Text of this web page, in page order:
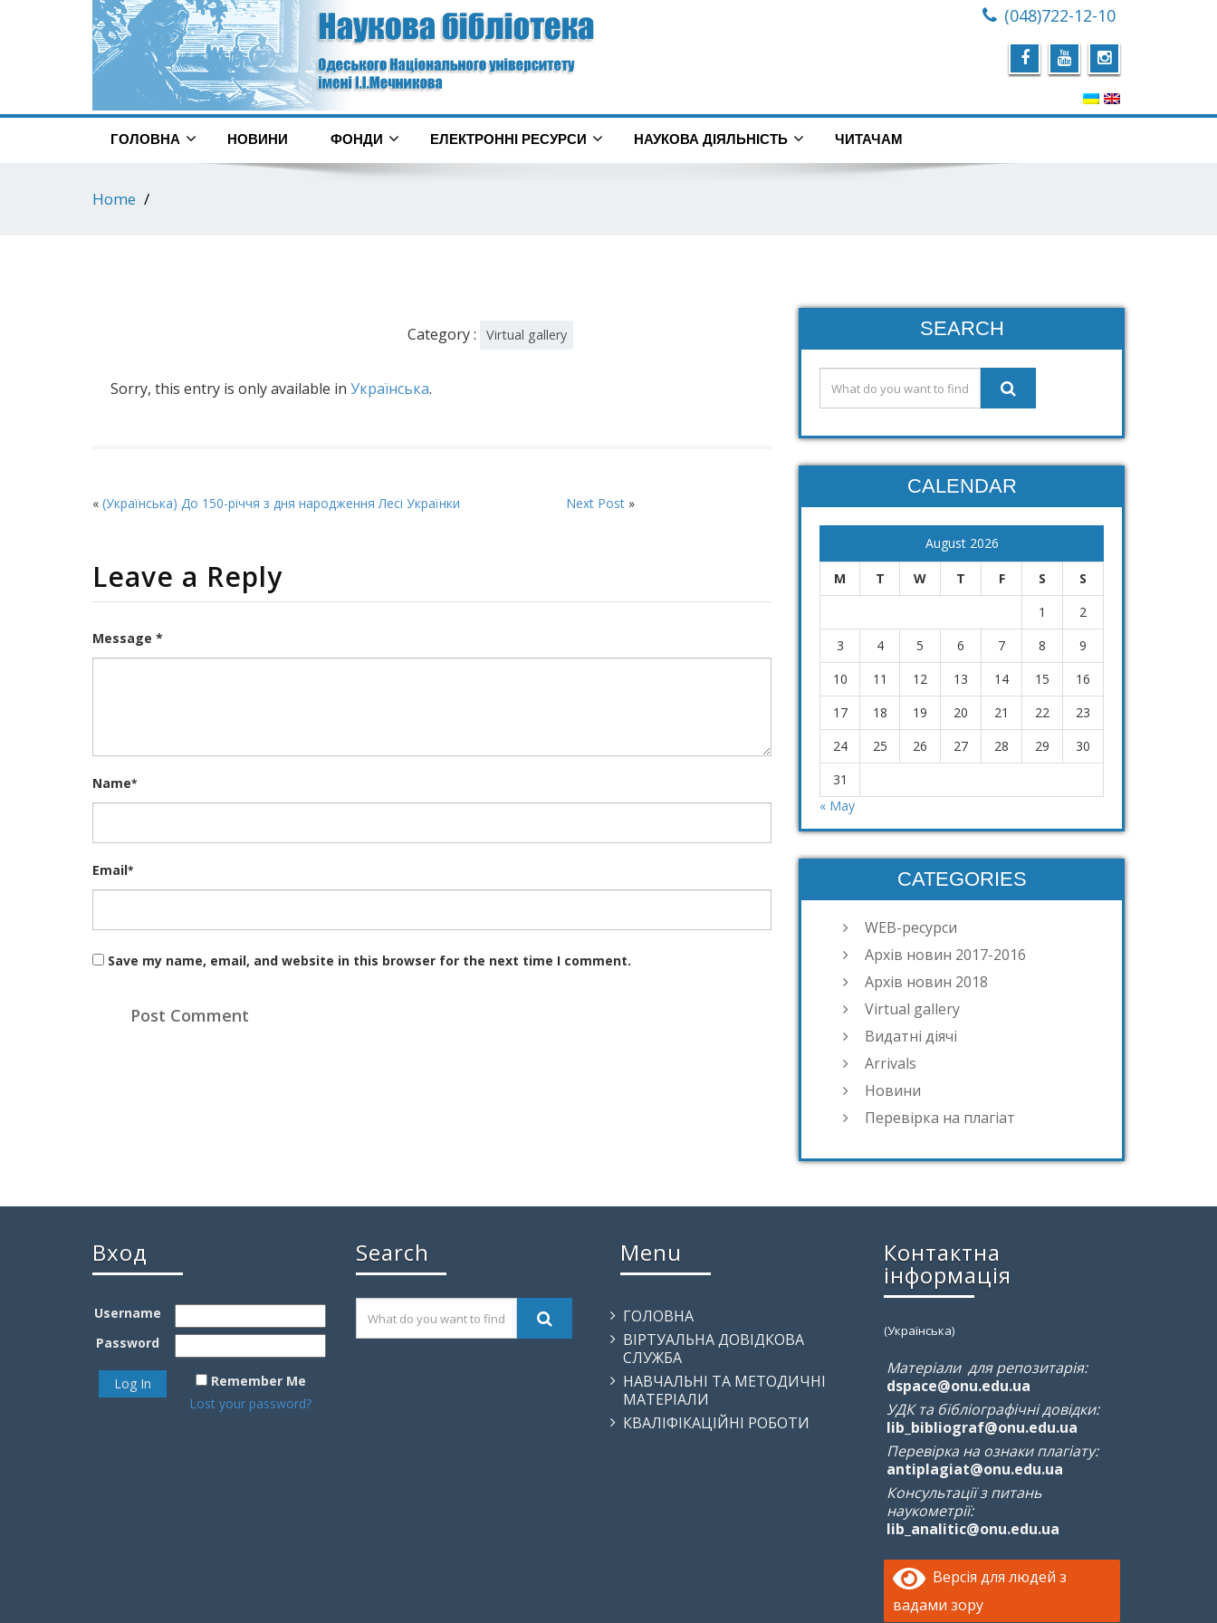
(048)722-12-10
ГОЛОВНА НОВИНИ ФОНДИ ЕЛЕКТРОННІ РЕСУРСИ НАУКОВА ДІЯЛЬНІСТЬ ЧИТАЧАМ
Home
Category : Virtual gallery
Sorry, this entry is only available in Українська.
« (Українська) До 150-річчя з дня народження Лесі Українки Next Post»
Leave a Reply
Message *
Name*
Email*
Save my name, email, and website in this browser for the next time I comment.
SEARCH
CALENDAR
August 2026
M T W T F S
S
1
2
3
4 5 6 7 8
9
10
11 12 13 14 15
16
17
18 19 20 21 22
23
24
25 26 27 28 29
30
31
« May
CATEGORIES
WEB-ресурси
Архів новин 2017-2016
Архів новин 2018
Virtual gallery
Видатні діячі
Arrivals
Новини
Перевірка на плагіат
Вход
Username
Password
Remember Me
Lost your password?
Search Menu
ГОЛОВНА
ВІРТУАЛЬНА ДОВІДКОВА
СЛУЖБА
НАВЧАЛЬНІ ТА МЕТОДИЧНІ
МАТЕРІАЛИ
КВАЛІФІКАЦІЙНІ РОБОТИ
Контактна
інформація
(Українська)
Матеріали для репозитарія:
dspace@onu.edu.ua
УДК та бібліографічні довідки:
lib_bibliograf@onu.edu.ua
Перевірка на ознаки плагіату:
antiplagiat@onu.edu.ua
Консультації з питань
наукометрії:
lib_analitic@onu.edu.ua
Версія для людей з
вадами зору